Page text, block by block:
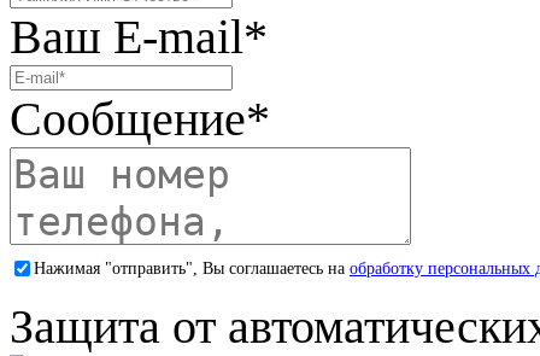
Ваш E-mail*
Сообщение*
Нажимая "отправить", Вы соглашаетесь на обработку персональных
Защита от